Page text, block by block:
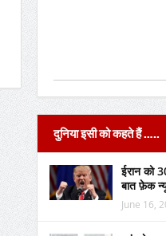
दुनिया इसी को कहते हैं …..
ईरान को
बात फ़ेक
June 16,